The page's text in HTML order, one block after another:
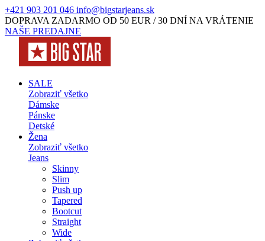
+421 903 201 046 info@bigstarjeans.sk
DOPRAVA ZADARMO OD 50 EUR / 30 DNÍ NA VRÁTENIE
NAŠE PREDAJNE
SALE
Zobraziť všetko
Dámske
Pánske
Detské
Žena
Zobraziť všetko
Jeans
Skinny
Slim
Push up
Tapered
Bootcut
Straight
Wide